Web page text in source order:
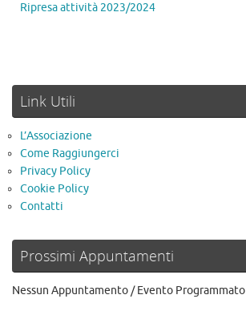
Ripresa attività 2023/2024
Link Utili
L’Associazione
Come Raggiungerci
Privacy Policy
Cookie Policy
Contatti
Prossimi Appuntamenti
Nessun Appuntamento / Evento Programmato